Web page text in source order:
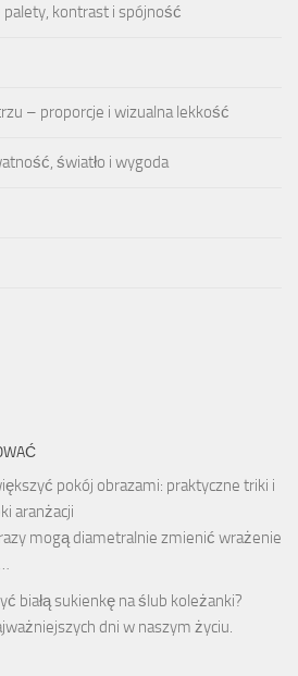
kontrast i spójność
– proporcje i wizualna lekkość
światło i wygoda
pokój obrazami: praktyczne triki i
aranżacji
mogą diametralnie zmienić wrażenie
białą sukienkę na ślub koleżanki?
dni w naszym życiu.